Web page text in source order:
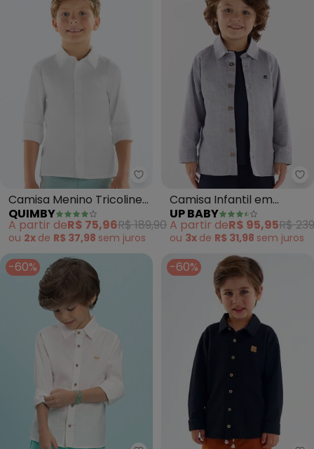
Quimby - Camisa Menino
Camisa Menino Tricoline
(Branco)
QUIMBY
A partir deR$ 75,96R$ 189,90
ou 2x de R$ 37,98 sem juros
Camisa Infantil em
Tecido Oxford (Azul)
UP BABY
A partir deR$ 95,95R$
ou 3x de R$ 31,98 sem juros
-60% -60%